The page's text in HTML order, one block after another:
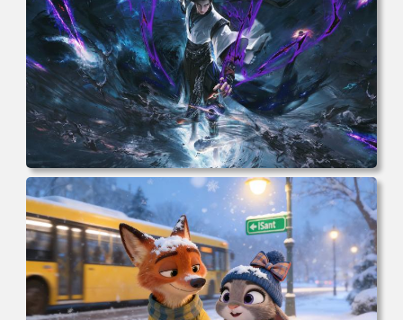
电脑壁纸 完美世界 荒天帝石昊 4K高清动漫壁纸 电脑桌面
高清壁纸 壁纸下载 壁纸大全